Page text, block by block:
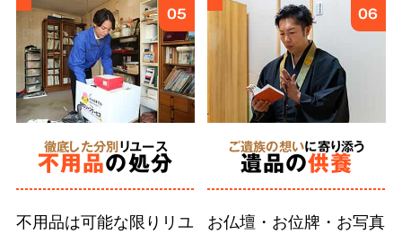
6 あらゆる状況 に対応
特殊清掃
にも対応
05
徹底した分別リユース
不用品の処分
不用品は可能な限りリユ
06
ご遺族の想いに寄り添う
遺品の供養
お仏壇・お位牌・お写真